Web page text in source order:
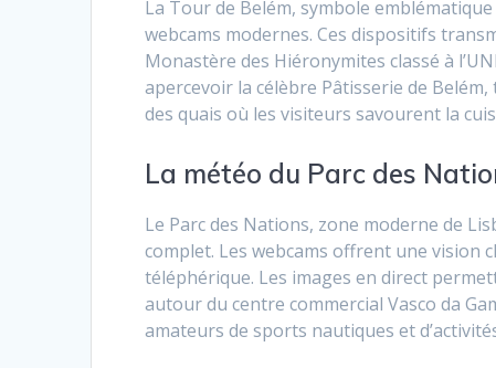
La Tour de Belém, symbole
webcams modernes. Ces dispositifs
Monastère des Hiéronymites classé à
apercevoir la célèbre Pâtisserie de
des quais où les visiteurs savourent la
La météo du Parc des
Le Parc des Nations, zone moderne de
complet. Les webcams offrent une vision
téléphérique. Les images en direct
autour du centre commercial Vasco da
amateurs de sports nautiques et